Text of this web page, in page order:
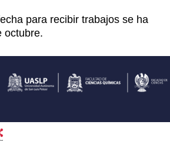
para recibir trabajos se ha
octubre.